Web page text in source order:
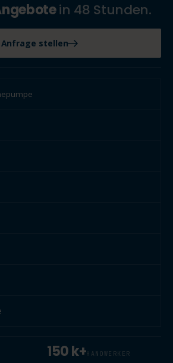
in 48 Stunden.
Anfrage stellen
150 k+HANDWERKER